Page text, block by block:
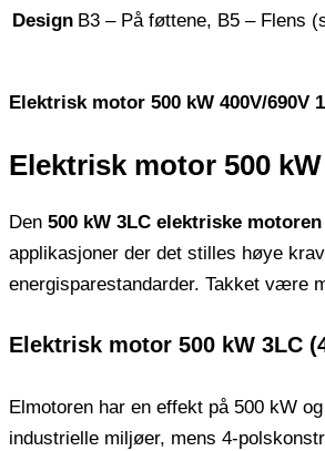
Design B3 – På føttene, B5 – Flens
Elektrisk motor 500 kW 400V/690V
Elektrisk motor 500
Den 500 kW 3LC elektriske motoren
applikasjoner der det stilles høye
energisparestandarder. Takket være
Elektrisk motor 500 kW 3LC
Elmotoren har en effekt på 500 kW
industrielle miljøer, mens 4-